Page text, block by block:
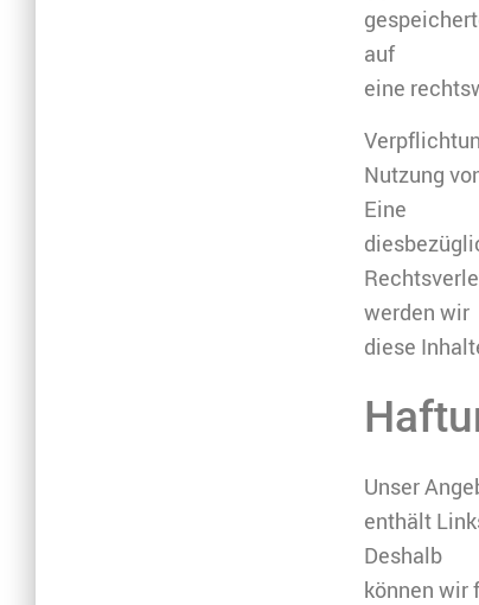
auf
eine
Nutzung
Eine
werden wir
diese
Unser
enthält
Deshalb
können wir